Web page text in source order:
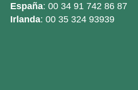
España: 00 34 91 742 86 87
Irlanda: 00 35 324 93939